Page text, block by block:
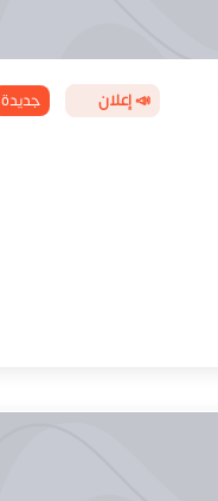
📣 إعلان جديدة